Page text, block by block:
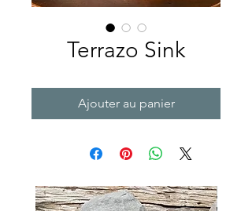
Terrazo Sink
Ajouter au panier